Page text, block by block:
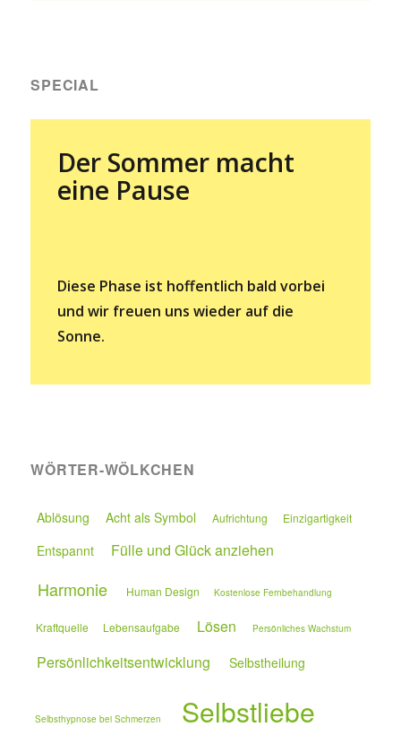
SPECIAL
Der Sommer macht
eine Pause
Diese Phase ist hoffentlich bald vorbei
und wir freuen uns wieder auf die
Sonne.
WÖRTER-WÖLKCHEN
Ablösung Acht als Symbol Aufrichtung Einzigartigkeit
Entspannt Fülle und Glück anziehen
Harmonie Human Design Kostenlose Fernbehandlung
Kraftquelle Lebensaufgabe Lösen Persönliches Wachstum
Persönlichkeitsentwicklung Selbstheilung
Selbsthypnose bei Schmerzen Selbstliebe